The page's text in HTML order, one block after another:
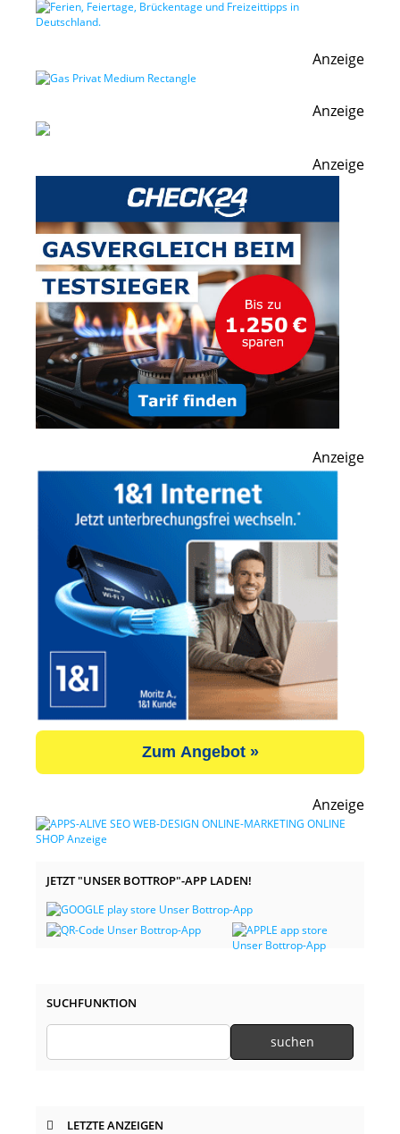
Anzeige
Anzeige
Anzeige
Anzeige
Zum Angebot »
Anzeige
JETZT "UNSER BOTTROP"-APP LADEN!
SUCHFUNKTION
LETZTE ANZEIGEN